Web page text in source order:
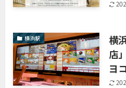
横浜駅
横
店
ヨ